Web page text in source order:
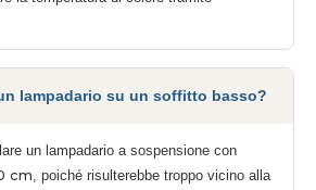
lampadario su un soffitto basso?
un lampadario a sospensione con
cm, poiché risulterebbe troppo vicino alla